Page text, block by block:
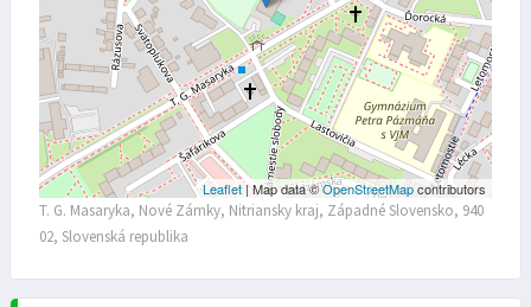
Leaflet| Map data ©OpenStreetMapcontributors
T. G. Masaryka, Nové Zámky, Nitriansky kraj, Západné Slovensko, 940
02, Slovenská republika